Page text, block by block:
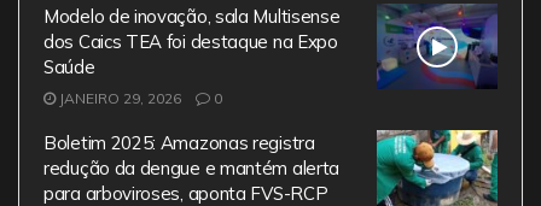
Modelo de inovação, sala Multisense
dos Caics TEA foi destaque na Expo
Saúde
JANEIRO 29, 2026 0
Boletim 2025: Amazonas registra
redução da dengue e mantém alerta
para arboviroses, aponta FVS-RCP